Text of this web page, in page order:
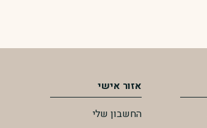
אזור אישי
החשבון שלי